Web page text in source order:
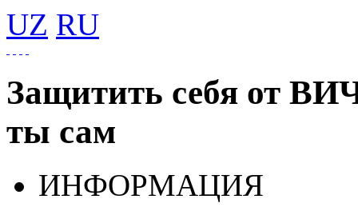
UZ RU
Защитить себя от
ты сам
ИНФОРМАЦИЯ